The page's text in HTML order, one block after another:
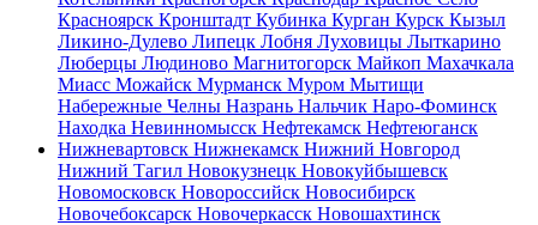
Красноярск Кронштадт Кубинка Курган Курск Кызыл
Ликино-Дулево Липецк Лобня Луховицы Лыткарино
Люберцы Людиново Магнитогорск Майкоп Махачкала
Миасс Можайск Мурманск Муром Мытищи
Набережные Челны Назрань Нальчик Наро-Фоминск
Находка Невинномысск Нефтекамск Нефтеюганск
Нижневартовск Нижнекамск Нижний Новгород
Нижний Тагил Новокузнецк Новокуйбышевск
Новомосковск Новороссийск Новосибирск
Новочебоксарск Новочеркасск Новошахтинск